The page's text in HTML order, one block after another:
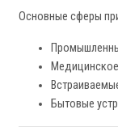
Основные сферы
Бытовые